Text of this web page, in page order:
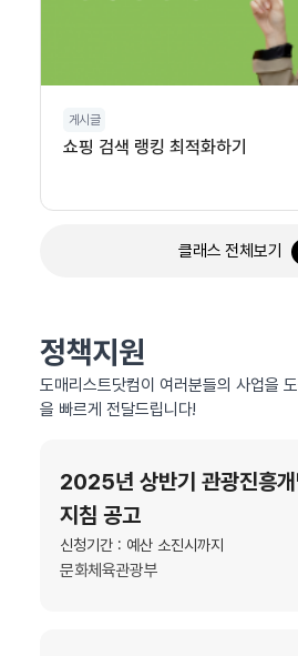
게시글
쇼핑 검색 랭킹 최적화하기
클래스 전체보기
정책지원
도매리스트닷컴이 여러분들의 사업을
을 빠르게 전달드립니다!
2025년 상반기 관광진흥
지침 공고
신청기간 : 예산 소진시까지
문화체육관광부